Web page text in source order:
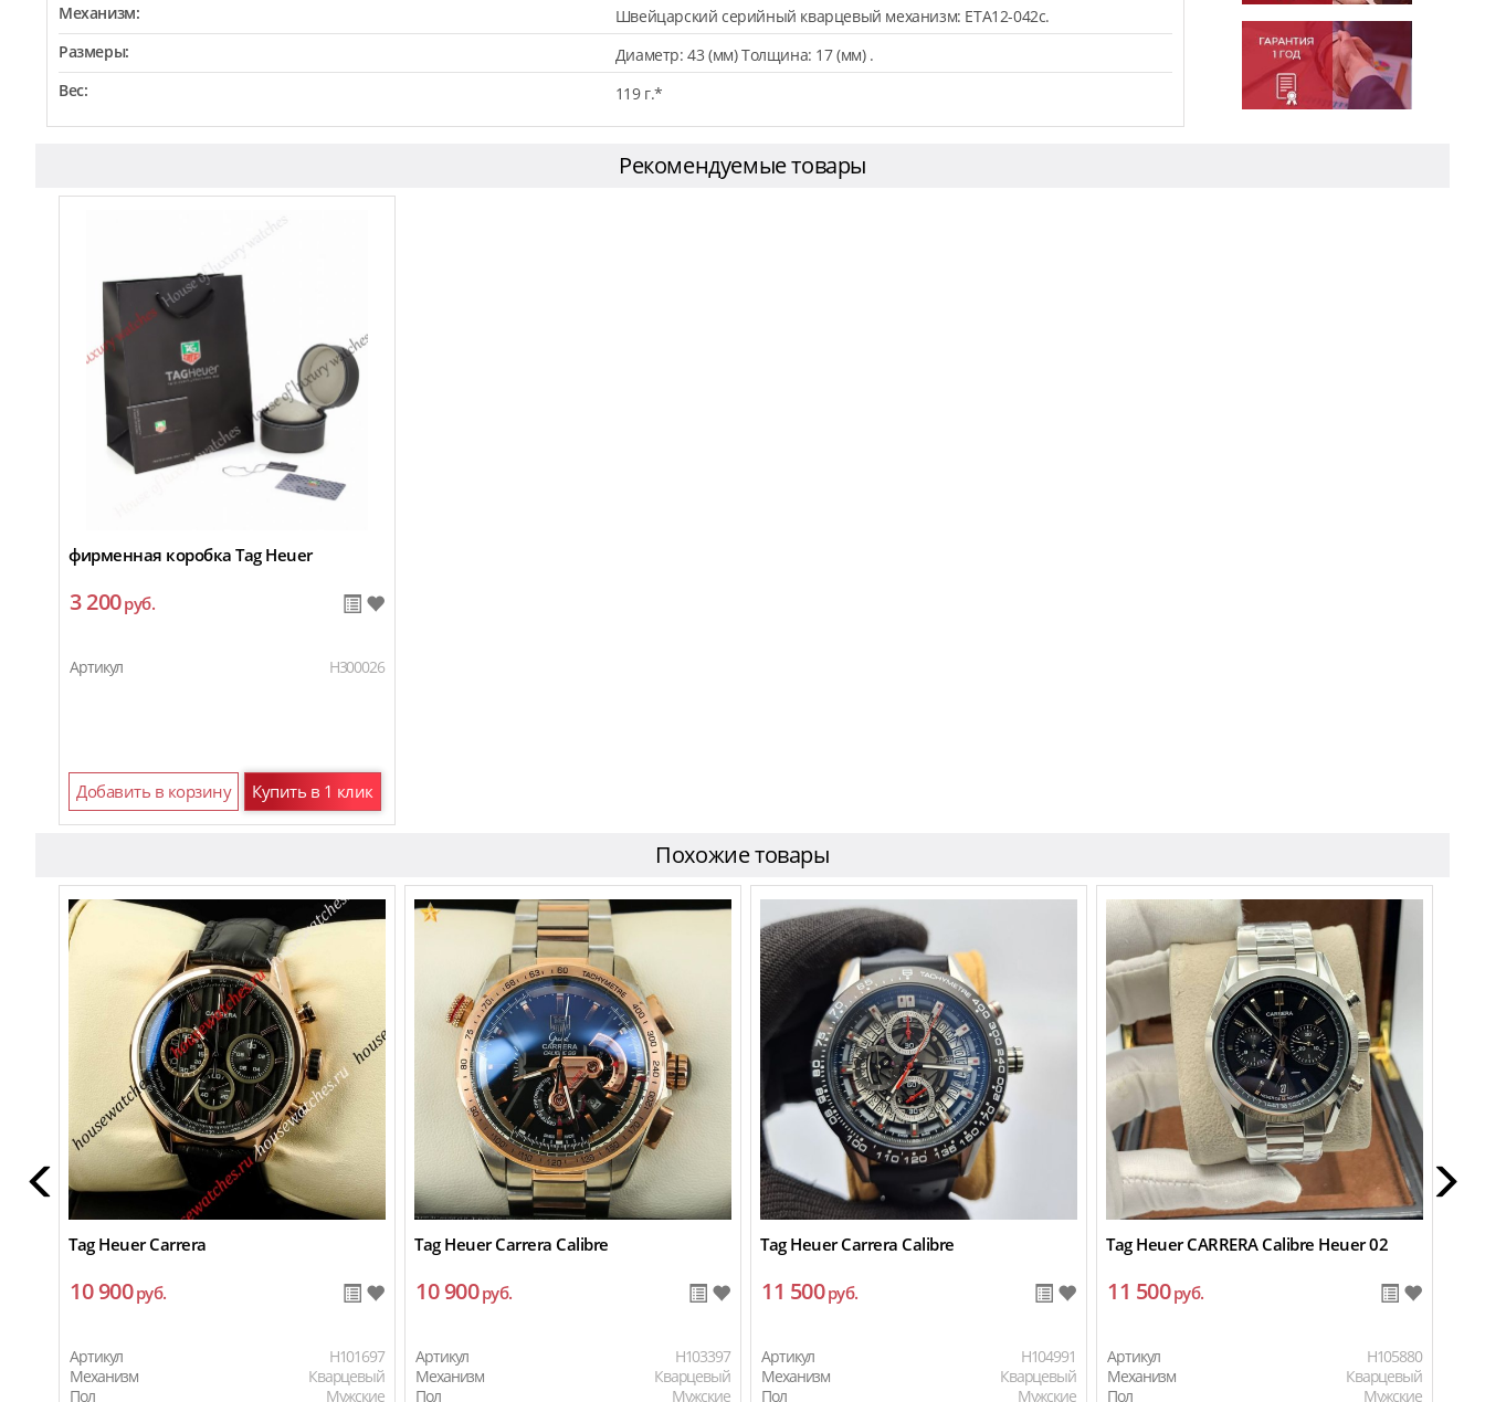
Механизм:
Швейцарский серийный кварцевый механизм: ETA12-042c.
Размеры:
Диаметр: 43 (мм) Толщина: 17 (мм) .
Вес:
119 г.*
Рекомендуемые товары
фирменная коробка Tag Heuer
3 200руб.
Артикул H300026
Добавить в корзину Купить в 1 клик
Похожие товары
Tag Heuer Carrera
10 900руб.
Артикул
H101697
Механизм
Кварцевый
Пол
Мужские
Tag Heuer Carrera Calibre
10 900руб.
Артикул
H103397
Механизм
Кварцевый
Пол
Мужские
Tag Heuer Carrera Calibre
11 500руб.
Артикул
H104991
Механизм
Кварцевый
Пол
Мужские
Tag Heuer CARRERA Calibre Heuer 02
11 500руб.
Артикул
H105880
Механизм
Кварцевый
Пол
Мужские